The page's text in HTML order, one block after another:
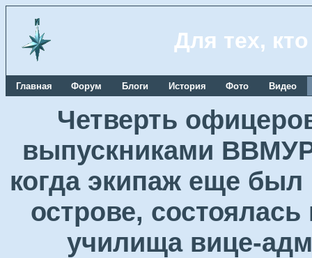
Для тех,
Главная Форум Блоги История Фото Видео
Четверть
выпускниками
когда экипаж еще был
острове,
училища вице-